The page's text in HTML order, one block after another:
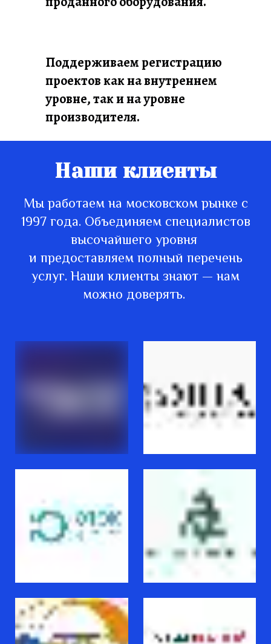
Поддерживаем регистрацию
проектов как на внутреннем
уровне, так и на уровне
производителя.
Наши клиенты
Мы работаем на московском рынке с
1997 года. Объединяем специалистов
высочайшего уровня
и предоставляем полный перечень
услуг. Наши клиенты знают — нам
можно доверять.